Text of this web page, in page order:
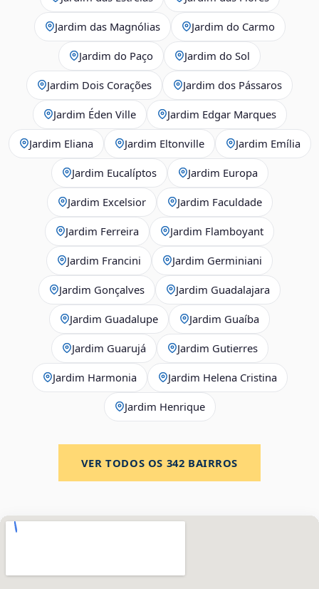
Jardim das Magnólias Jardim do Carmo
Jardim do Paço Jardim do Sol
Jardim Dois Corações Jardim dos Pássaros
Jardim Éden Ville Jardim Edgar Marques
Jardim Eliana Jardim Eltonville Jardim Emília
Jardim Eucalíptos Jardim Europa
Jardim Excelsior Jardim Faculdade
Jardim Ferreira Jardim Flamboyant
Jardim Francini Jardim Germiniani
Jardim Gonçalves Jardim Guadalajara
Jardim Guadalupe Jardim Guaíba
Jardim Guarujá Jardim Gutierres
Jardim Harmonia Jardim Helena Cristina
Jardim Henrique
VER TODOS OS 342 BAIRROS